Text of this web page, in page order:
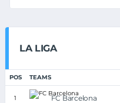
LA LIGA
POS TEAMS
1 FC Barcelona